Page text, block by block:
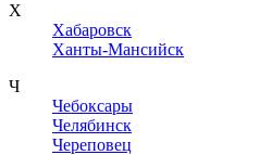
Х
Хабаровск
Ханты-Мансийск
Ч
Чебоксары
Челябинск
Череповец